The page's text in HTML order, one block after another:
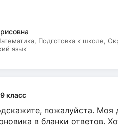
Подготовка к школе,
язык
9 класс
пожалуйста. Моя
в бланки ответов.